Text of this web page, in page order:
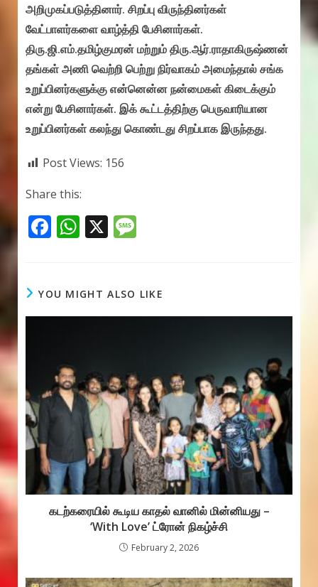
அறிமுகப்படுத்தினார். சிறப்பு விருந்தினர்கள்
வேட்பாளர்களை வாழ்த்தி பேசினார்கள்.
திரு.ஜி.எம்.தமிழ்குமரன் மற்றும் திரு.ஆர்.ராதாகிருஷ்ணன்
தங்கள் அணி வெற்றி பெற்று நிர்வாகம் அமைந்தால் சங்க
உறுப்பினர்களுக்கு என்னென்ன நன்மைகள் கிடைக்கும்
என்று பேசினார்கள். இக் கூட்டத்திற்கு பெருவாரியான
உறுப்பினர்கள் கலந்து கொண்டது சிறப்பாக இருந்தது.
Post Views: 156
Share this:
F
b
o
k
W
s
A
X M
a
g
YOU MIGHT ALSO LIKE
கடற்கரையில் கூடிய காதல் வானில் மின்னியது –
‘With Love’ ட்ரோன் நிகழ்ச்சி
February 2, 2026